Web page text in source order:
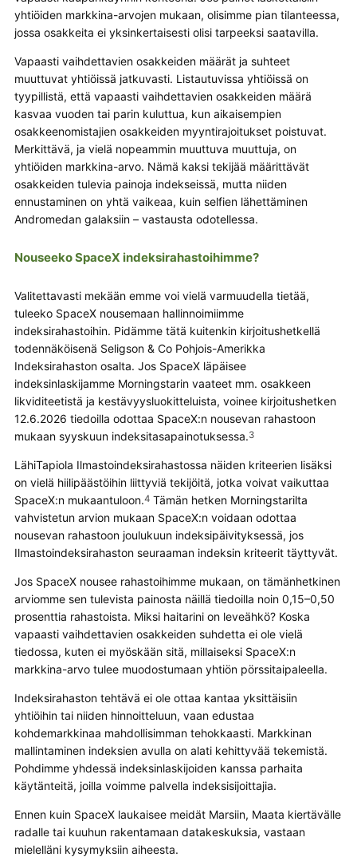
yhtiöiden markkina-arvojen mukaan, olisimme pian tilanteessa,
jossa osakkeita ei yksinkertaisesti olisi tarpeeksi saatavilla.
Vapaasti vaihdettavien osakkeiden määrät ja suhteet
muuttuvat yhtiöissä jatkuvasti. Listautuvissa yhtiöissä on
tyypillistä, että vapaasti vaihdettavien osakkeiden määrä
kasvaa vuoden tai parin kuluttua, kun aikaisempien
osakkeenomistajien osakkeiden myyntirajoitukset poistuvat.
Merkittävä, ja vielä nopeammin muuttuva muuttuja, on
yhtiöiden markkina-arvo. Nämä kaksi tekijää määrittävät
osakkeiden tulevia painoja indekseissä, mutta niiden
ennustaminen on yhtä vaikeaa, kuin selfien lähettäminen
Andromedan galaksiin – vastausta odotellessa.
Nouseeko SpaceX indeksirahastoihimme?
Valitettavasti mekään emme voi vielä varmuudella tietää,
tuleeko SpaceX nousemaan hallinnoimiimme
indeksirahastoihin. Pidämme tätä kuitenkin kirjoitushetkellä
todennäköisenä Seligson & Co Pohjois-Amerikka
Indeksirahaston osalta. Jos SpaceX läpäisee
indeksinlaskijamme Morningstarin vaateet mm. osakkeen
likviditeetistä ja kestävyysluokitteluista, voinee kirjoitushetken
12.6.2026 tiedoilla odottaa SpaceX:n nousevan rahastoon
mukaan syyskuun indeksitasapainotuksessa.3
LähiTapiola Ilmastoindeksirahastossa näiden kriteerien lisäksi
on vielä hiilipäästöihin liittyviä tekijöitä, jotka voivat vaikuttaa
SpaceX:n mukaantuloon.4Tämän hetken Morningstarilta
vahvistetun arvion mukaan SpaceX:n voidaan odottaa
nousevan rahastoon joulukuun indeksipäivityksessä, jos
Ilmastoindeksirahaston seuraaman indeksin kriteerit täyttyvät.
Jos SpaceX nousee rahastoihimme mukaan, on tämänhetkinen
arviomme sen tulevista painosta näillä tiedoilla noin 0,15–0,50
prosenttia rahastoista. Miksi haitarini on leveähkö? Koska
vapaasti vaihdettavien osakkeiden suhdetta ei ole vielä
tiedossa, kuten ei myöskään sitä, millaiseksi SpaceX:n
markkina-arvo tulee muodostumaan yhtiön pörssitaipaleella.
Indeksirahaston tehtävä ei ole ottaa kantaa yksittäisiin
yhtiöihin tai niiden hinnoitteluun, vaan edustaa
kohdemarkkinaa mahdollisimman tehokkaasti. Markkinan
mallintaminen indeksien avulla on alati kehittyvää tekemistä.
Pohdimme yhdessä indeksinlaskijoiden kanssa parhaita
käytänteitä, joilla voimme palvella indeksisijoittajia.
Ennen kuin SpaceX laukaisee meidät Marsiin, Maata kiertävälle
radalle tai kuuhun rakentamaan datakeskuksia, vastaan
mielelläni kysymyksiin aiheesta.